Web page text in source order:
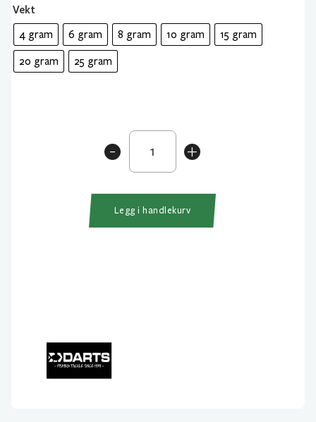
Vekt
4 gram 6 gram 8 gram 10 gram 15 gram
20 gram 25 gram
+
Darts
Caterinasøkke
antall
-
Legg i handlekurv